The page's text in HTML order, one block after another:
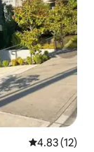
レビュー12
4.83 (12)